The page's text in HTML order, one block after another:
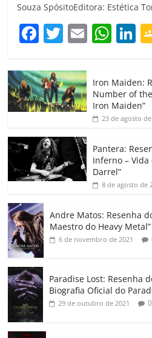
Souza SpósitoEditora: Estética
F
c
e
b
o
o
k
T
itt
er
E W
at
s
A
p
Li
e
dI
Iron Maiden:
Number of
Iron Maiden”
23 de agosto
Pantera:
Inferno –
Darrel”
8 de agosto de
Andre Matos: Resenha
Maestro do Heavy Metal”
6 de novembro de 2021
Paradise Lost: Resenha
Biografia Oficial do
29 de outubro de 2021 0